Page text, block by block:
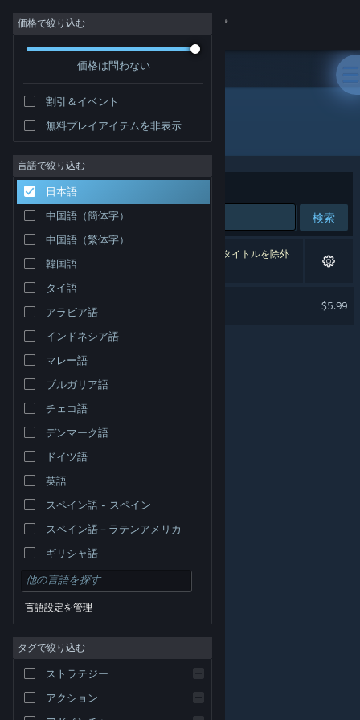
サインイン
コミュニティ
詳細
サポート
言語を変更
Steamモバイルアプリを入手
デスクトップウェブサイトを表示
© Valve Corporation. All rights reserved. 商標はすべて米
国およびその他の国の各社が所有します。
用規約| 返金| Cookie
価格で絞り込む
価格は問わない
割引＆イベント
無料プレイアイテムを非表示
言語で絞り込む
日本語
中国語（簡体字）
中国語（繁体字）
韓国語
タイ語
アラビア語
インドネシア語
マレー語
ブルガリア語
チェコ語
デンマーク語
ドイツ語
英語
スペイン語 - スペイン
スペイン語－ラテンアメリカ
ギリシャ語
言語設定を管理
タグで絞り込む
ストラテジー
アクション
開発元: Hardy Games
並べ替え 適合性
検索
1件が検索に一致します。 個人設定に基づき、2タイトルを除外
しました。
$5.99